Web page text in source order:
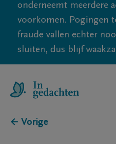
onderneemt meerdere
voorkomen. Pogingen
fraude vallen echter
sluiten, dus blijf
← Vorige